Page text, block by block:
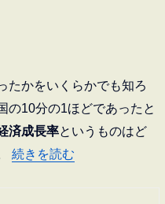
たかをいくらかでも知ろ
の10分の1ほどであったと
済成長率というものはど
“神戸連続児童殺傷事件
続きを読む